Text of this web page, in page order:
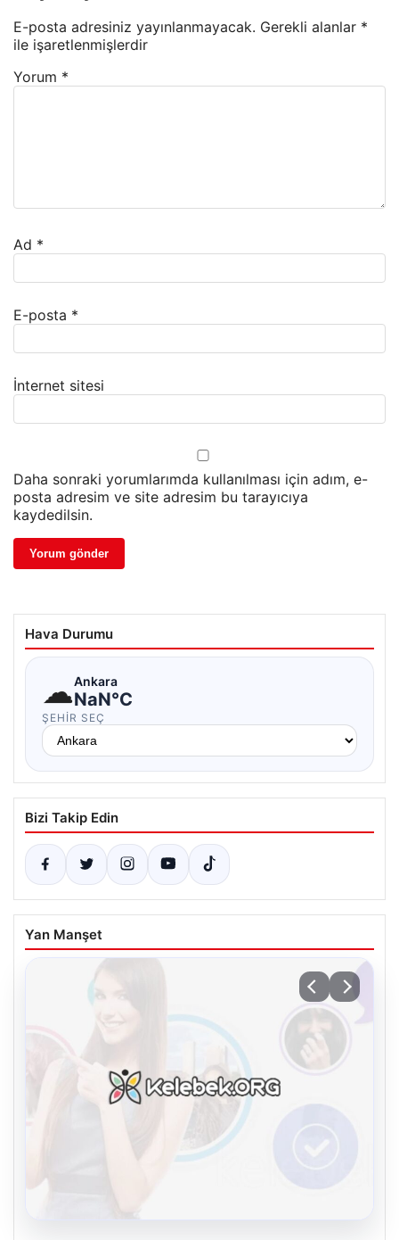
E-posta adresiniz yayınlanmayacak. Gerekli alanlar *
ile işaretlenmişlerdir
Yorum *
Ad *
E-posta *
İnternet sitesi
Daha sonraki yorumlarımda kullanılması için adım, e-
posta adresim ve site adresim bu tarayıcıya
kaydedilsin.
Hava Durumu
☁Ankara
NaN°C
ŞEHIR SEÇ
Bizi Takip Edin
Yan Manşet